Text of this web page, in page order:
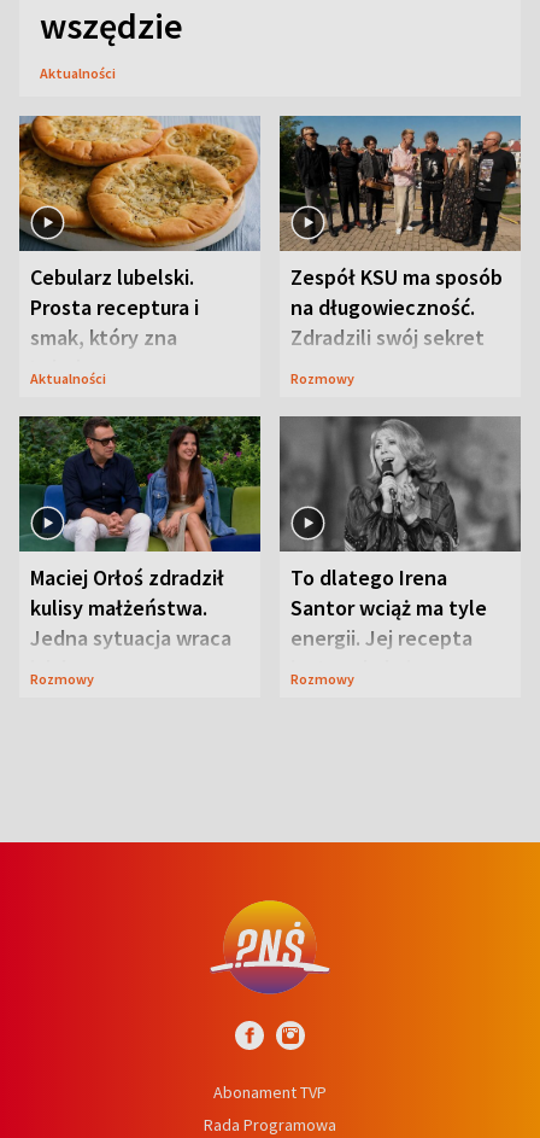
wszędzie
Aktualności
Cebularz lubelski.
Prosta receptura i
smak, który zna
Lubelszczyzna
Aktualności
Zespół KSU ma sposób
na długowieczność.
Zdradzili swój sekret
Rozmowy
Maciej Orłoś zdradził
kulisy małżeństwa.
Jedna sytuacja wraca
jak bumerang
Rozmowy
To dlatego Irena
Santor wciąż ma tyle
energii. Jej recepta
jest zaskakująco
Rozmowy
Abonament TVP
Rada Programowa